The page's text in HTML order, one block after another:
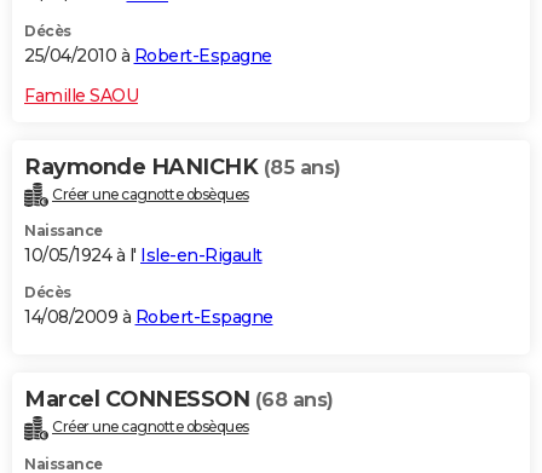
Décès
25/04/2010 à Robert-Espagne
Famille SAOU
Raymonde HANICHK (85 ans)
Créer une cagnotte obsèques
Naissance
10/05/1924 à l' Isle-en-Rigault
Décès
14/08/2009 à Robert-Espagne
Marcel CONNESSON (68 ans)
Créer une cagnotte obsèques
Naissance